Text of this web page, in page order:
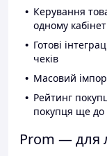
Керування
одному
Готові
чеків
Масовий
Рейтинг
покупця ще до
Prom — для